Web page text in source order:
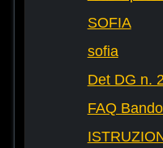
SOFIA
sofia
Det DG n.
FAQ